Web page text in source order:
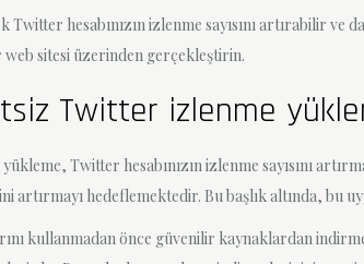
Twitter hesabınızın izlenme sayısını artırabilir
sitesi üzerinden gerçekleştirin.
Twitter izlenme
Twitter hesabınızın izlenme sayısını
artırmayı hedeflemektedir. Bu başlık altında, bu
kullanmadan önce güvenilir kaynaklardan